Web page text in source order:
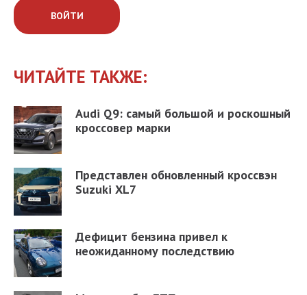
ВОЙТИ
ЧИТАЙТЕ ТАКЖЕ:
Audi Q9: самый большой и роскошный
кроссовер марки
Представлен обновленный кроссвэн
Suzuki XL7
Дефицит бензина привел к
неожиданному последствию